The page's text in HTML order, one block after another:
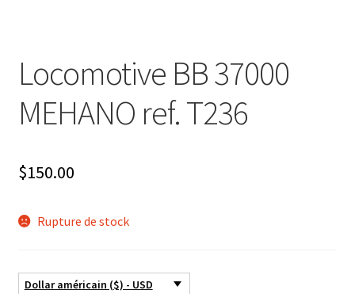
Locomotive BB 37000
MEHANO ref. T236
$150.00
Rupture de stock
Dollar américain ($) - USD